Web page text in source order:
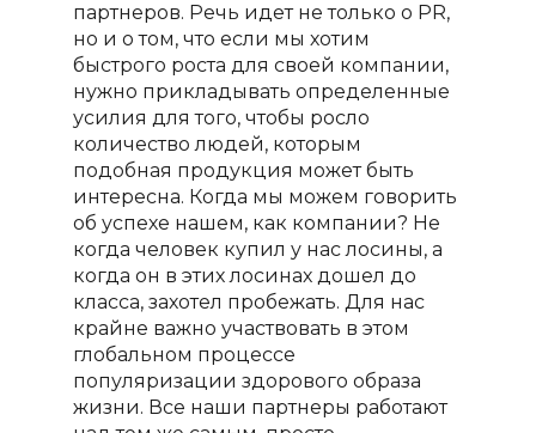
партнеров. Речь идет не только о PR,
но и о том, что если мы хотим
быстрого роста для своей компании,
нужно прикладывать определенные
усилия для того, чтобы росло
количество людей, которым
подобная продукция может быть
интересна. Когда мы можем говорить
об успехе нашем, как компании? Не
когда человек купил у нас лосины, а
когда он в этих лосинах дошел до
класса, захотел пробежать. Для нас
крайне важно участвовать в этом
глобальном процессе
популяризации здорового образа
жизни. Все наши партнеры работают